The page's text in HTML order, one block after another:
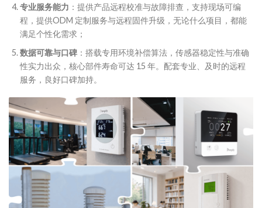
专业服务能力 ：提供产品远程校准与故障排查，支持现场可编
程，提供ODM 定制服务与远程固件升级，无论什么项目，都能
满足个性化需求；
数据可靠与口碑：搭载专用环境补偿算法，传感器稳定性与准确
性实力出众，核心部件寿命可达 15 年。配套专业、及时的远程
服务，良好口碑加持。